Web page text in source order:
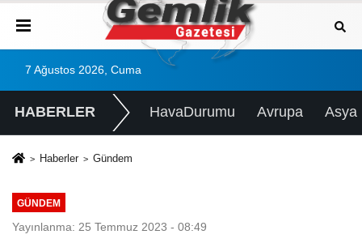
7 Ağustos 2026, Cuma
HABERLER HavaDurumu Avrupa Asya
Haberler Gündem
GÜNDEM
Yayınlanma: 25 Temmuz 2023 - 08:49